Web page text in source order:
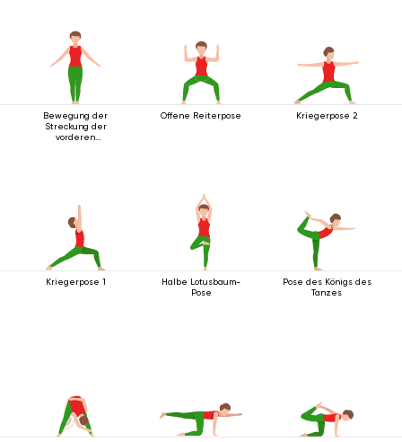
Bewegung der
Streckung der
vorderen
Offene Reiterpose Kriegerpose 2
Kriegerpose 1
Halbe Lotusbaum-
Pose
Pose des Königs des
Tanzes